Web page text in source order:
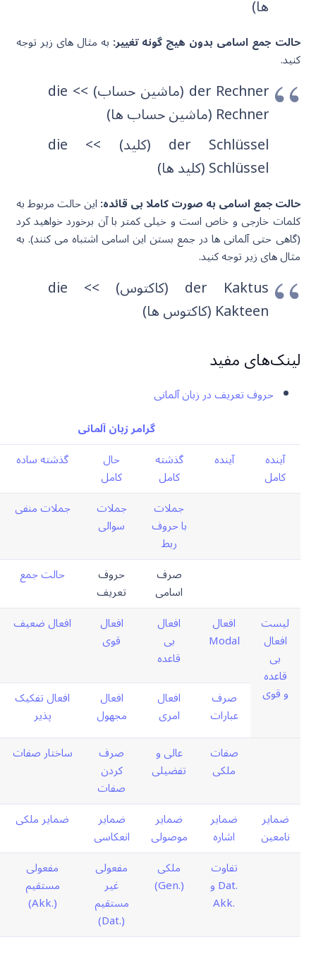
ها)
حالت جمع اسامی بدون هیچ گونه تغییر: به مثال های زیر توجه
کنید.
der Rechner (ماشین حساب) >> die
Rechner (ماشین حساب ها)
der Schlüssel (کلید) >> die
Schlüssel (کلید ها)
حالت جمع اسامی به صورت کاملا بی قائده:این حالت مربوط به
کلمات خارجی و خاص است و خیلی کمتر با آن برخورد خواهید کرد
(گاهی حتی آلمانی ها در جمع بستن این اسامی اشتباه می کنند). به
مثال های زیر توجه کنید.
der Kaktus (کاکتوس) >> die
Kakteen (کاکتوس ها)
لینک‌های مفید
حروف تعریف در زبان آلمانی
گرامر زبان آلمانی
آینده
کامل
آینده گذشته
کامل
حال
کامل
گذشته ساده
جملات
با حروف
ربط
جملات
سوالی
جملات منفی
صرف
اسامی
حروف
تعریف
حالت جمع
لیست
افعال
بی
قاعده
و قوی
افعال
Modal
افعال
بی
قاعده
افعال
قوی
افعال ضعیف
صرف
عبارات
افعال
امری
افعال
مجهول
افعال تفکیک
پذیر
صفات
ملکی
عالی و
تفضیلی
صرف
کردن
صفات
ساختار صفات
ضمایر
نامعین
ضمایر
اشاره
ضمایر
موصولی
ضمایر
انعکاسی
ضمایر ملکی
تفاوت
.Dat و
.Akk
ملکی
(.Gen)
مفعولی
غیر
مستقیم
(.Dat)
مفعولی
مستقیم
(.Akk)